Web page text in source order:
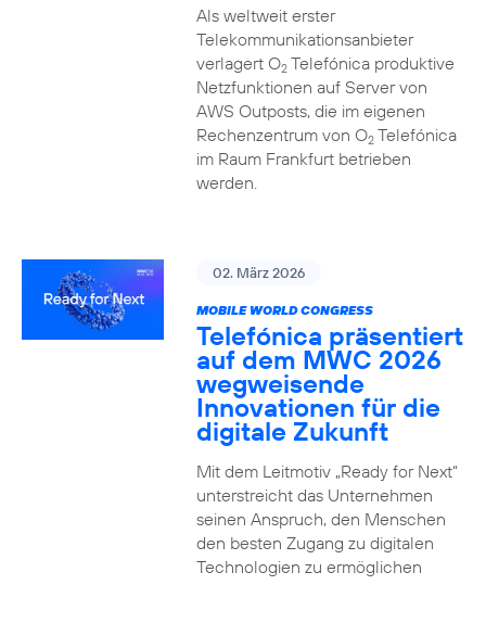
Als weltweit erster
Telekommunikationsanbieter
verlagert O2Telefónica produktive
Netzfunktionen auf Server von
AWS Outposts, die im eigenen
Rechenzentrum von O2Telefónica
im Raum Frankfurt betrieben
werden.
02. März 2026
MOBILE WORLD CONGRESS
Telefónica präsentiert
auf dem MWC 2026
wegweisende
Innovationen für die
digitale Zukunft
Mit dem Leitmotiv „Ready for Next“
unterstreicht das Unternehmen
seinen Anspruch, den Menschen
den besten Zugang zu digitalen
Technologien zu ermöglichen